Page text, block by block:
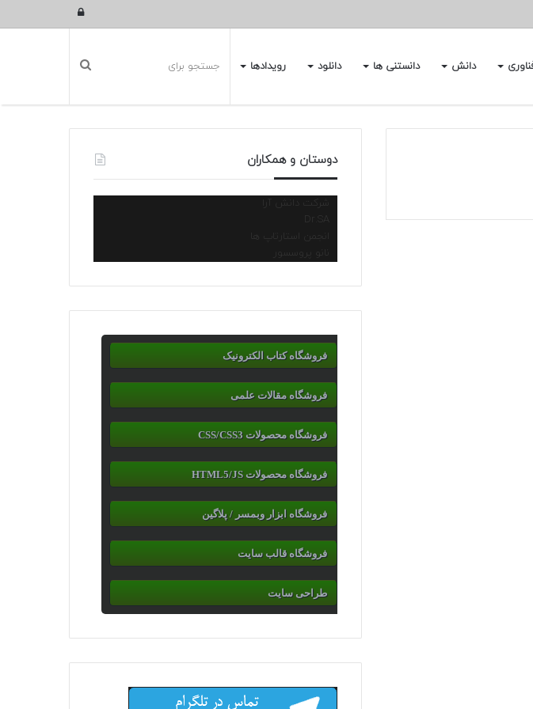
ورود
دانش دانستنی ها دانلود رویدادها
دوستان و همکاران
شرکت دانش آرا
انجمن استارتاپ ها
نانو پروسسور
فروشگاه کتاب الکترونیک
فروشگاه مقالات علمی
فروشگاه محصولات CSS/CSS3
فروشگاه محصولات HTML5/JS
فروشگاه ابزار وبمسر / پلاگین
فروشگاه قالب سایت
طراحی سایت